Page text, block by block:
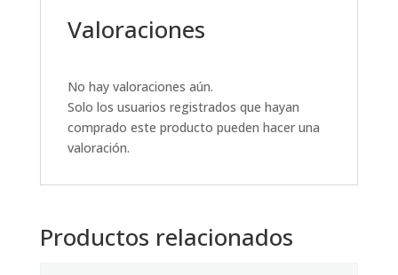
Valoraciones
No hay valoraciones aún.
Solo los usuarios registrados que hayan
comprado este producto pueden hacer una
valoración.
Productos relacionados